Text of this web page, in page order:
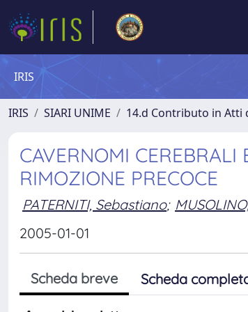
IRIS
IRIS SIARI UNIME 14.d Contributo in Atti
CAVERNOMI CEREBRALI
RIMOZIONE PRECOCE
PATERNITI, Sebastiano;
2005-01-01
Scheda breve Scheda